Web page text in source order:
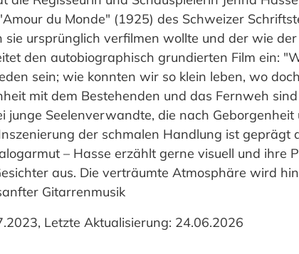
du Monde" (1925) des Schweizer
ursprünglich verfilmen wollte und der wie der
den autobiographisch grundierten Film ein:
sein; wie konnten wir so klein leben, wo
mit dem Bestehenden und das Fernweh
junge Seelenverwandte, die nach Geborgenheit
der schmalen Handlung ist geprägt
– Hasse erzählt gerne visuell und ihre
aus. Die verträumte Atmosphäre wird
Gitarrenmusik
Letzte Aktualisierung: 24.06.2026